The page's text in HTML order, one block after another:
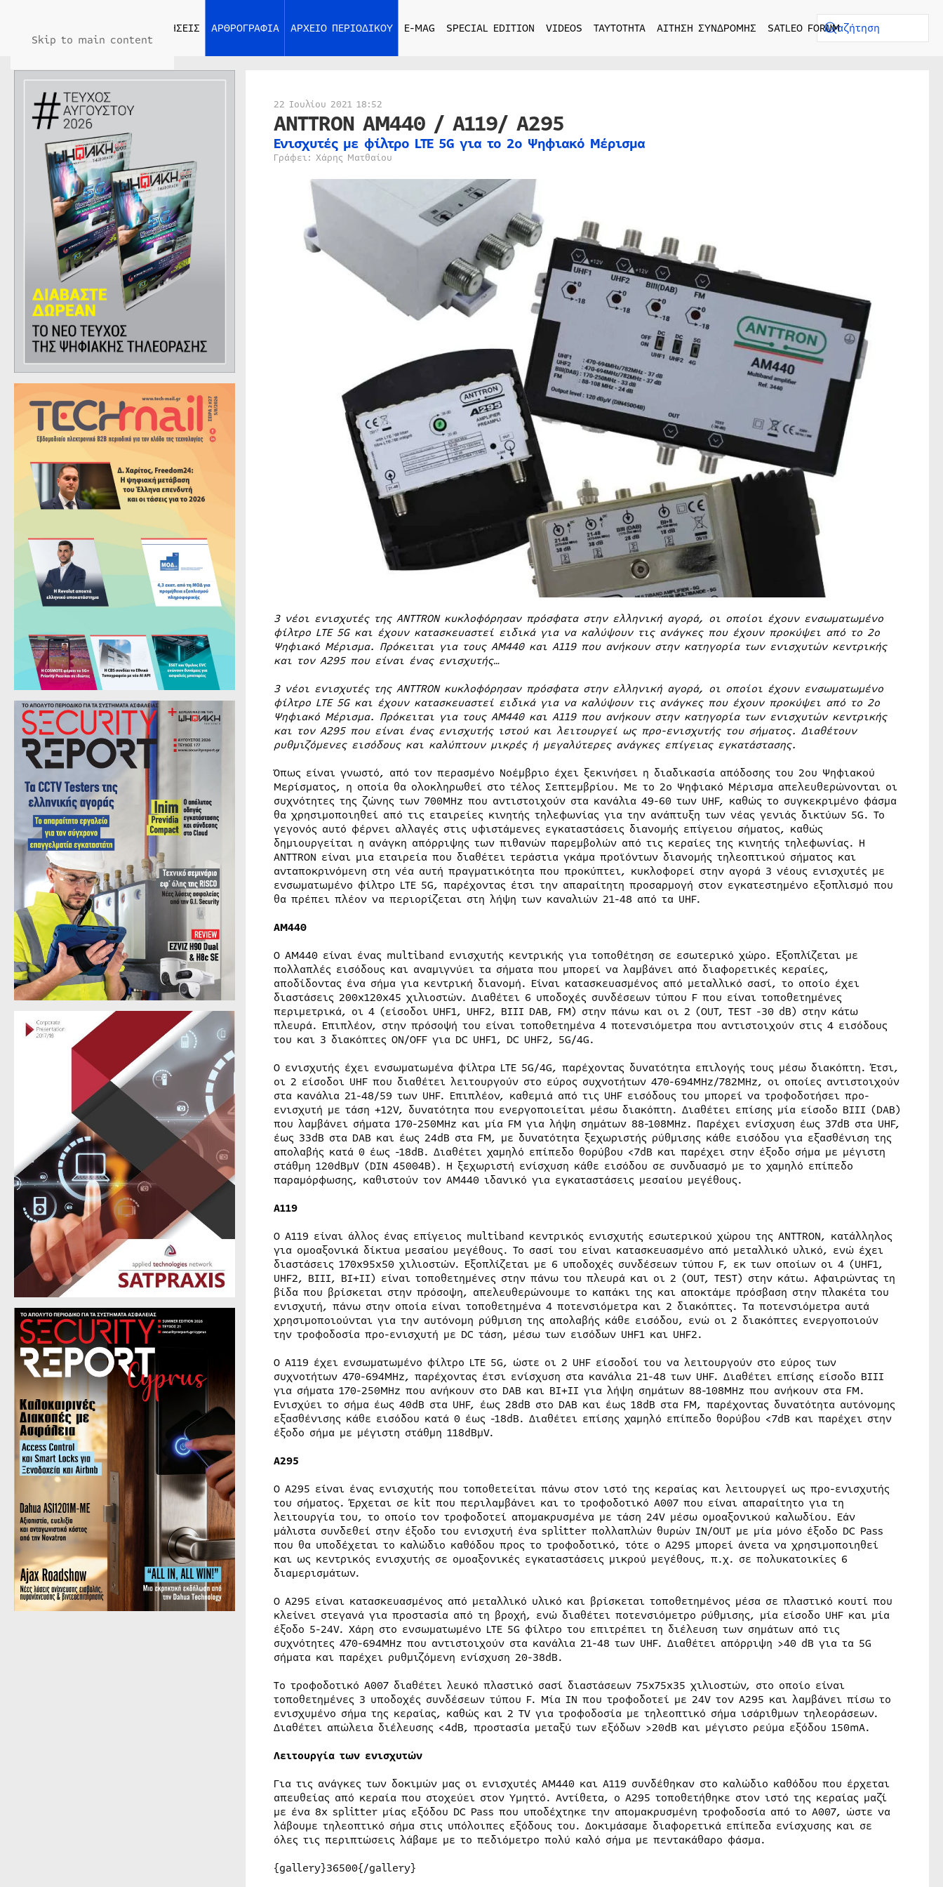
Skip to main content
ΕΙΔΗΣΕΙΣ ΑΡΘΡΟΓΡΑΦΙΑ ΑΡΧΕΙΟ ΠΕΡΙΟΔΙΚΟΥ E-MAG SPECIAL EDITION VIDEOS ΤΑΥΤΟΤΗΤΑ ΑΙΤΗΣΗ ΣΥΝΔΡΟΜΗΣ SATLEO FORUM
22 Ιουλίου 2021 18:52
ANTTRON AM440 / A119/ A295
Ενισχυτές με φίλτρο LTE 5G για το 2ο Ψηφιακό Μέρισμα
Γράφει: Χάρης Ματθαίου
3 νέοι ενισχυτές της ANTTRON κυκλοφόρησαν πρόσφατα στην ελληνική αγορά, οι οποίοι έχουν ενσωματωμένο
φίλτρο LTE 5G και έχουν κατασκευαστεί ειδικά για να καλύψουν τις ανάγκες που έχουν προκύψει από το 2ο
Ψηφιακό Μέρισμα. Πρόκειται για τους AM440 και A119 που ανήκουν στην κατηγορία των ενισχυτών κεντρικής
και τον A295 που είναι ένας ενισχυτής…
3 νέοι ενισχυτές της ANTTRON κυκλοφόρησαν πρόσφατα στην ελληνική αγορά, οι οποίοι έχουν ενσωματωμένο
φίλτρο LTE 5G και έχουν κατασκευαστεί ειδικά για να καλύψουν τις ανάγκες που έχουν προκύψει από το 2ο
Ψηφιακό Μέρισμα. Πρόκειται για τους AM440 και A119 που ανήκουν στην κατηγορία των ενισχυτών κεντρικής
και τον A295 που είναι ένας ενισχυτής ιστού και λειτουργεί ως προ-ενισχυτής του σήματος. Διαθέτουν
ρυθμιζόμενες εισόδους και καλύπτουν μικρές ή μεγαλύτερες ανάγκες επίγειας εγκατάστασης.
Όπως είναι γνωστό, από τον περασμένο Νοέμβριο έχει ξεκινήσει η διαδικασία απόδοσης του 2ου Ψηφιακού
Μερίσματος, η οποία θα ολοκληρωθεί στο τέλος Σεπτεμβρίου. Με το 2ο Ψηφιακό Μέρισμα απελευθερώνονται οι
συχνότητες της ζώνης των 700MHz που αντιστοιχούν στα κανάλια 49-60 των UHF, καθώς το συγκεκριμένο φάσμα
θα χρησιμοποιηθεί από τις εταιρείες κινητής τηλεφωνίας για την ανάπτυξη των νέας γενιάς δικτύων 5G. Το
γεγονός αυτό φέρνει αλλαγές στις υφιστάμενες εγκαταστάσεις διανομής επίγειου σήματος, καθώς
δημιουργείται η ανάγκη απόρριψης των πιθανών παρεμβολών από τις κεραίες της κινητής τηλεφωνίας. Η
ANTTRON είναι μια εταιρεία που διαθέτει τεράστια γκάμα προϊόντων διανομής τηλεοπτικού σήματος και
ανταποκρινόμενη στη νέα αυτή πραγματικότητα που προκύπτει, κυκλοφορεί στην αγορά 3 νέους ενισχυτές με
ενσωματωμένο φίλτρο LTE 5G, παρέχοντας έτσι την απαραίτητη προσαρμογή στον εγκατεστημένο εξοπλισμό που
θα πρέπει πλέον να περιορίζεται στη λήψη των καναλιών 21-48 από τα UHF.
AM440
Ο AM440 είναι ένας multiband ενισχυτής κεντρικής για τοποθέτηση σε εσωτερικό χώρο. Εξοπλίζεται με
πολλαπλές εισόδους και αναμιγνύει τα σήματα που μπορεί να λαμβάνει από διαφορετικές κεραίες,
αποδίδοντας ένα σήμα για κεντρική διανομή. Είναι κατασκευασμένος από μεταλλικό σασί, το οποίο έχει
διαστάσεις 200x120x45 χιλιοστών. Διαθέτει 6 υποδοχές συνδέσεων τύπου F που είναι τοποθετημένες
περιμετρικά, οι 4 (είσοδοι UHF1, UHF2, BIII DAB, FM) στην πάνω και οι 2 (OUT, TEST -30 dB) στην κάτω
πλευρά. Επιπλέον, στην πρόσοψή του είναι τοποθετημένα 4 ποτενσιόμετρα που αντιστοιχούν στις 4 εισόδους
του και 3 διακόπτες ON/OFF για DC UHF1, DC UHF2, 5G/4G.
Ο ενισχυτής έχει ενσωματωμένα φίλτρα LTE 5G/4G, παρέχοντας δυνατότητα επιλογής τους μέσω διακόπτη. Έτσι,
οι 2 είσοδοι UHF που διαθέτει λειτουργούν στο εύρος συχνοτήτων 470-694MHz/782MHz, οι οποίες αντιστοιχούν
στα κανάλια 21-48/59 των UHF. Επιπλέον, καθεμιά από τις UHF εισόδους του μπορεί να τροφοδοτήσει προ-
ενισχυτή με τάση +12V, δυνατότητα που ενεργοποιείται μέσω διακόπτη. Διαθέτει επίσης μία είσοδο BIII (DAB)
που λαμβάνει σήματα 170-250MHz και μία FM για λήψη σημάτων 88-108MHz. Παρέχει ενίσχυση έως 37dB στα UHF,
έως 33dB στα DAB και έως 24dB στα FM, με δυνατότητα ξεχωριστής ρύθμισης κάθε εισόδου για εξασθένιση της
απολαβής κατά 0 έως -18dB. Διαθέτει χαμηλό επίπεδο θορύβου <7dB και παρέχει στην έξοδο σήμα με μέγιστη
στάθμη 120dBμV (DIN 45004B). Η ξεχωριστή ενίσχυση κάθε εισόδου σε συνδυασμό με το χαμηλό επίπεδο
παραμόρφωσης, καθιστούν τον AM440 ιδανικό για εγκαταστάσεις μεσαίου μεγέθους.
A119
Ο A119 είναι άλλος ένας επίγειος multiband κεντρικός ενισχυτής εσωτερικού χώρου της ANTTRON, κατάλληλος
για ομοαξονικά δίκτυα μεσαίου μεγέθους. Το σασί του είναι κατασκευασμένο από μεταλλικό υλικό, ενώ έχει
διαστάσεις 170x95x50 χιλιοστών. Εξοπλίζεται με 6 υποδοχές συνδέσεων τύπου F, εκ των οποίων οι 4 (UHF1,
UHF2, BIII, BI+II) είναι τοποθετημένες στην πάνω του πλευρά και οι 2 (OUT, TEST) στην κάτω. Αφαιρώντας τη
βίδα που βρίσκεται στην πρόσοψη, απελευθερώνουμε το καπάκι της και αποκτάμε πρόσβαση στην πλακέτα του
ενισχυτή, πάνω στην οποία είναι τοποθετημένα 4 ποτενσιόμετρα και 2 διακόπτες. Τα ποτενσιόμετρα αυτά
χρησιμοποιούνται για την αυτόνομη ρύθμιση της απολαβής κάθε εισόδου, ενώ οι 2 διακόπτες ενεργοποιούν
την τροφοδοσία προ-ενισχυτή με DC τάση, μέσω των εισόδων UHF1 και UHF2.
Ο A119 έχει ενσωματωμένο φίλτρο LTE 5G, ώστε οι 2 UHF είσοδοί του να λειτουργούν στο εύρος των
συχνοτήτων 470-694MHz, παρέχοντας έτσι ενίσχυση στα κανάλια 21-48 των UHF. Διαθέτει επίσης είσοδο BIII
για σήματα 170-250MHz που ανήκουν στο DAB και BI+II για λήψη σημάτων 88-108MHz που ανήκουν στα FM.
Ενισχύει το σήμα έως 40dB στα UHF, έως 28dB στο DAB και έως 18dB στα FM, παρέχοντας δυνατότητα αυτόνομης
εξασθένισης κάθε εισόδου κατά 0 έως -18dB. Διαθέτει επίσης χαμηλό επίπεδο θορύβου <7dB και παρέχει στην
έξοδο σήμα με μέγιστη στάθμη 118dBμV.
A295
Ο A295 είναι ένας ενισχυτής που τοποθετείται πάνω στον ιστό της κεραίας και λειτουργεί ως προ-ενισχυτής
του σήματος. Έρχεται σε kit που περιλαμβάνει και το τροφοδοτικό Α007 που είναι απαραίτητο για τη
λειτουργία του, το οποίο τον τροφοδοτεί απομακρυσμένα με τάση 24V μέσω ομοαξονικού καλωδίου. Εάν
μάλιστα συνδεθεί στην έξοδο του ενισχυτή ένα splitter πολλαπλών θυρών IN/OUT με μία μόνο έξοδο DC Pass
που θα υποδέχεται το καλώδιο καθόδου προς το τροφοδοτικό, τότε ο A295 μπορεί άνετα να χρησιμοποιηθεί
και ως κεντρικός ενισχυτής σε ομοαξονικές εγκαταστάσεις μικρού μεγέθους, π.χ. σε πολυκατοικίες 6
διαμερισμάτων.
Ο A295 είναι κατασκευασμένος από μεταλλικό υλικό και βρίσκεται τοποθετημένος μέσα σε πλαστικό κουτί που
κλείνει στεγανά για προστασία από τη βροχή, ενώ διαθέτει ποτενσιόμετρο ρύθμισης, μία είσοδο UHF και μία
έξοδο 5-24V. Χάρη στο ενσωματωμένο LTE 5G φίλτρο του επιτρέπει τη διέλευση των σημάτων από τις
συχνότητες 470-694MHz που αντιστοιχούν στα κανάλια 21-48 των UHF. Διαθέτει απόρριψη >40 dB για τα 5G
σήματα και παρέχει ρυθμιζόμενη ενίσχυση 20-38dB.
To τροφοδοτικό Α007 διαθέτει λευκό πλαστικό σασί διαστάσεων 75x75x35 χιλιοστών, στο οποίο είναι
τοποθετημένες 3 υποδοχές συνδέσεων τύπου F. Μία IN που τροφοδοτεί με 24V τον A295 και λαμβάνει πίσω το
ενισχυμένο σήμα της κεραίας, καθώς και 2 TV για τροφοδοσία με τηλεοπτικό σήμα ισάριθμων τηλεοράσεων.
Διαθέτει απώλεια διέλευσης <4dB, προστασία μεταξύ των εξόδων >20dB και μέγιστο ρεύμα εξόδου 150mA.
Λειτουργία των ενισχυτών
Για τις ανάγκες των δοκιμών μας οι ενισχυτές AM440 και A119 συνδέθηκαν στο καλώδιο καθόδου που έρχεται
απευθείας από κεραία που στοχεύει στον Υμηττό. Αντίθετα, ο A295 τοποθετήθηκε στον ιστό της κεραίας μαζί
με ένα 8x splitter μίας εξόδου DC Pass που υποδέχτηκε την απομακρυσμένη τροφοδοσία από το A007, ώστε να
λάβουμε τηλεοπτικό σήμα στις υπόλοιπες εξόδους του. Δοκιμάσαμε διαφορετικά επίπεδα ενίσχυσης και σε
όλες τις περιπτώσεις λάβαμε με το πεδιόμετρο πολύ καλό σήμα με πεντακάθαρο φάσμα.
{gallery}36500{/gallery}